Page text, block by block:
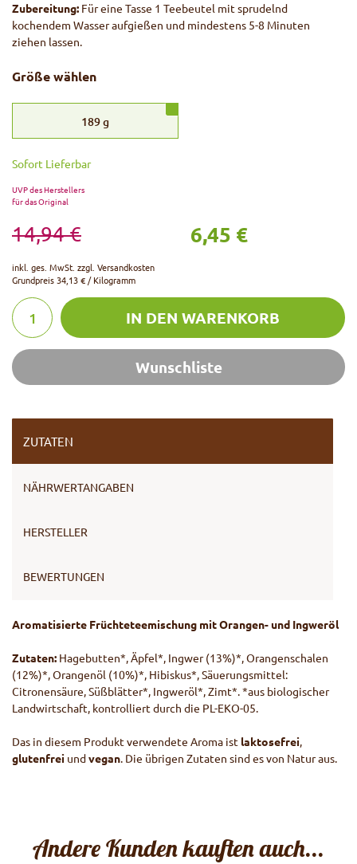
Zubereitung: Für eine Tasse 1 Teebeutel mit sprudelnd
kochendem Wasser aufgießen und mindestens 5-8 Minuten
ziehen lassen.
Größe wählen
189g
Sofort Lieferbar
UVP des Herstellers
für das Original
14,94 € 6,45 €
inkl. ges. MwSt. zzgl. Versandkosten
Grundpreis 34,13 € / Kilogramm
IN DEN WARENKORB
Wunschliste
ZUTATEN
NÄHRWERTANGABEN
HERSTELLER
BEWERTUNGEN
Aromatisierte Früchteteemischung mit Orangen- und Ingweröl
Zutaten: Hagebutten*, Äpfel*, Ingwer (13%)*, Orangenschalen
(12%)*, Orangenöl (10%)*, Hibiskus*, Säuerungsmittel:
Citronensäure, Süßblätter*, Ingweröl*, Zimt*. *aus biologischer
Landwirtschaft, kontrolliert durch die PL-EKO-05.
Das in diesem Produkt verwendete Aroma ist laktosefrei
glutenfrei undvegan . Die übrigen Zutaten sind es von Natur aus.
Andere Kunden kauften auch...